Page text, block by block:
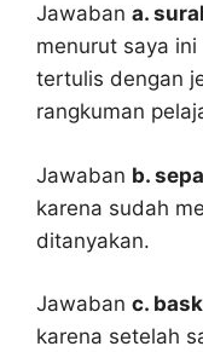
Jawaban a.
menurut saya
tertulis dengan
rangkuman
Jawaban b.
karena sudah
ditanyakan.
Jawaban c.
karena setelah